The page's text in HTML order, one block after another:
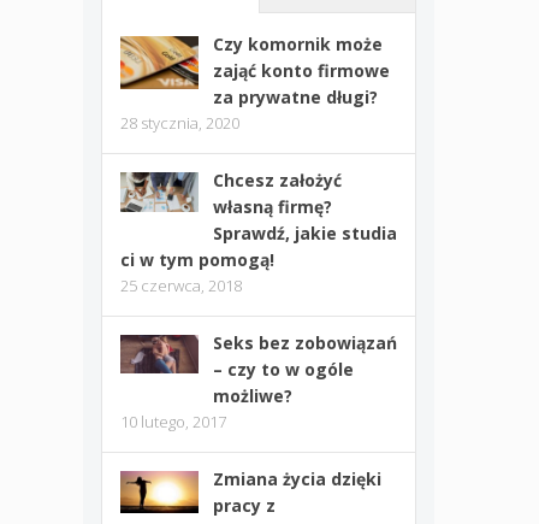
Czy komornik może
zająć konto firmowe
za prywatne długi?
28 stycznia, 2020
Chcesz założyć
własną firmę?
Sprawdź, jakie studia
ci w tym pomogą!
25 czerwca, 2018
Seks bez zobowiązań
– czy to w ogóle
możliwe?
10 lutego, 2017
Zmiana życia dzięki
pracy z